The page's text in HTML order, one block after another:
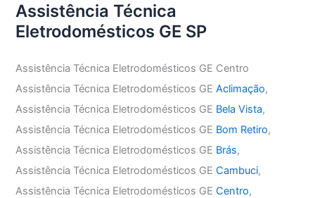
Assistência Técnica
Eletrodomésticos GE SP
Assistência Técnica Eletrodomésticos GE Centro
Assistência Técnica Eletrodomésticos GEAclimação,
Assistência Técnica Eletrodomésticos GE Bela Vista,
Assistência Técnica Eletrodomésticos GE Bom Retiro,
Assistência Técnica Eletrodomésticos GE Brás,
Assistência Técnica Eletrodomésticos GECambuci,
Assistência Técnica Eletrodomésticos GECentro,